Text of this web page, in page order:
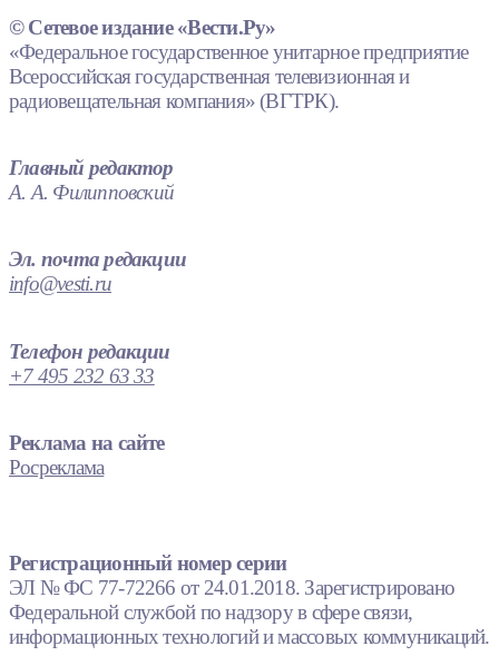
© Сетевое издание «Вести.Ру»
«Федеральное государственное унитарное предприятие
Всероссийская государственная телевизионная и
радиовещательная компания» (ВГТРК).
Главный редактор
А. А. Филипповский
Эл. почта редакции
info@vesti.ru
Телефон редакции
+7 495 232 63 33
Реклама на сайте
Росреклама
Регистрационный номер серии
ЭЛ № ФС 77-72266 от 24.01.2018. Зарегистрировано
Федеральной службой по надзору в сфере связи,
информационных технологий и массовых коммуникаций.